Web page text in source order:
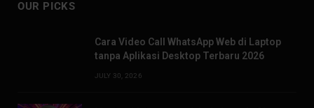
OUR PICKS
Cara Video Call WhatsApp Web di Laptop
tanpa Aplikasi Desktop Terbaru 2026
JULY 30, 2026